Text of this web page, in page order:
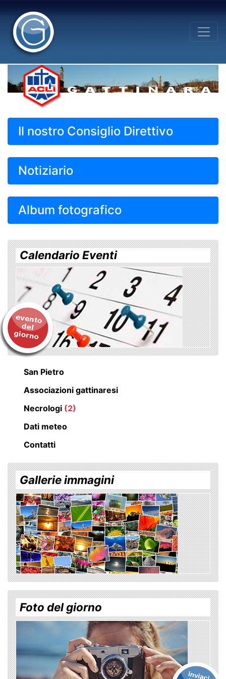
Il nostro Consiglio Direttivo
Notiziario
Album fotografico
Calendario Eventi
San Pietro
Associazioni gattinaresi
Necrologi (2)
Dati meteo
Contatti
Gallerie immagini
Foto del giorno